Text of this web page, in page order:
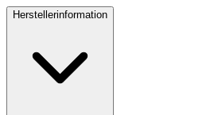
Herstellerinformation